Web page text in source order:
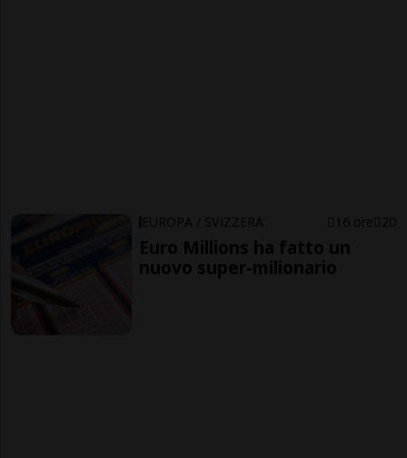
EUROPA / SVIZZERA 16 ore 20
Euro Millions ha fatto un
nuovo super-milionario